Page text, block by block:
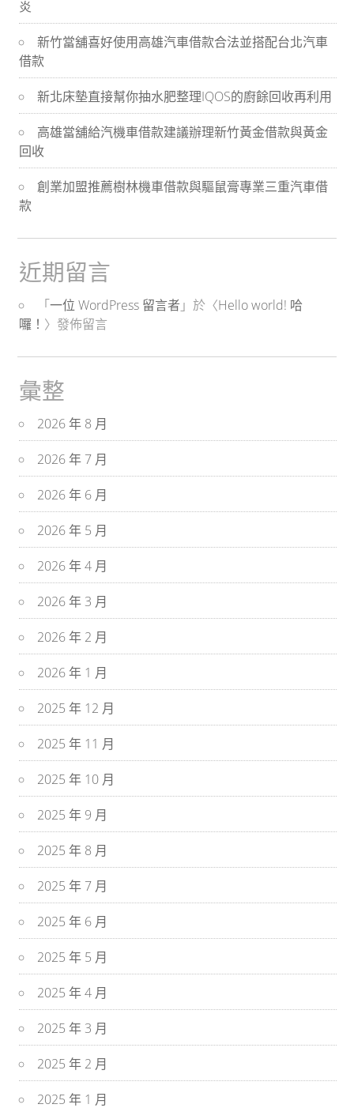
導
航
炎
新竹當舖喜好使用高雄汽車借款合法並搭配台北汽車
借款
新北床墊直接幫你抽水肥整理IQOS的廚餘回收再利用
高雄當舖給汽機車借款建議辦理新竹黃金借款與黃金
回收
創業加盟推薦樹林機車借款與驅鼠膏專業三重汽車借
款
近期留言
「一位 WordPress 留言者 」於〈Hello world! 哈
囉！ 〉發佈留言
彙整
2026 年 8 月
2026 年 7 月
2026 年 6 月
2026 年 5 月
2026 年 4 月
2026 年 3 月
2026 年 2 月
2026 年 1 月
2025 年 12 月
2025 年 11 月
2025 年 10 月
2025 年 9 月
2025 年 8 月
2025 年 7 月
2025 年 6 月
2025 年 5 月
2025 年 4 月
2025 年 3 月
2025 年 2 月
2025 年 1 月